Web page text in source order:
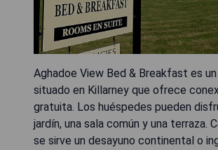
Aghadoe View Bed & Breakfast es
situado en Killarney que ofrece
gratuita. Los huéspedes pueden
jardín, una sala común y una terraza.
se sirve un desayuno continental o